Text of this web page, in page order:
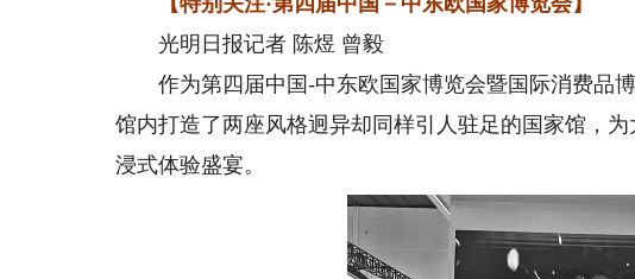
光明日报记者 陈煜 曾毅
作为第四届中国-中东欧国家博览会暨国际消费品
馆内打造了两座风格迥异却同样引人驻足的国家馆，
浸式体验盛宴。